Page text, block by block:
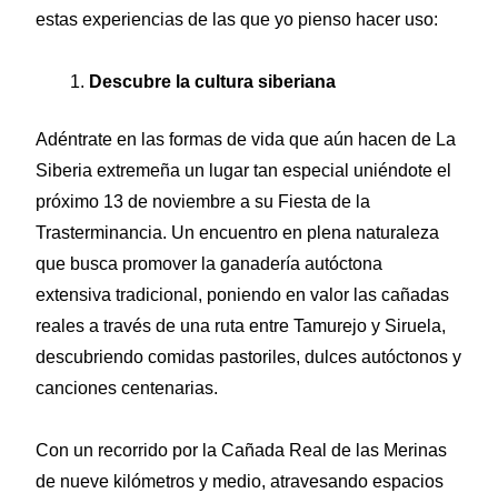
estas experiencias de las que yo pienso hacer uso:
Descubre la cultura siberiana
Adéntrate en las formas de vida que aún hacen de La
Siberia extremeña un lugar tan especial uniéndote el
próximo 13 de noviembre a su Fiesta de la
Trasterminancia. Un encuentro en plena naturaleza
que busca promover la ganadería autóctona
extensiva tradicional, poniendo en valor las cañadas
reales a través de una ruta entre Tamurejo y Siruela,
descubriendo comidas pastoriles, dulces autóctonos y
canciones centenarias.
Con un recorrido por la Cañada Real de las Merinas
de nueve kilómetros y medio, atravesando espacios